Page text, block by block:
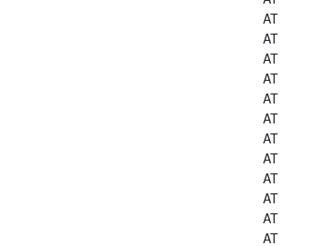
AT
AT
AT
AT
AT
AT
AT
AT
AT
AT
AT
AT